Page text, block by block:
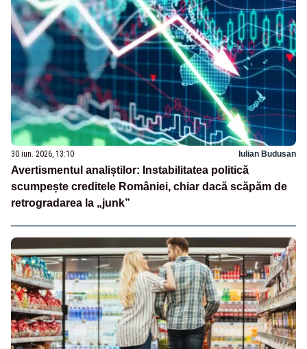
30 iun. 2026, 13:10 Iulian Budusan
Avertismentul analiștilor: Instabilitatea politică
scumpește creditele României, chiar dacă scăpăm de
retrogradarea la „junk”